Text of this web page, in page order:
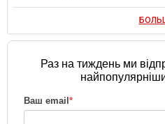
Раз на тиждень ми
Ваш email *